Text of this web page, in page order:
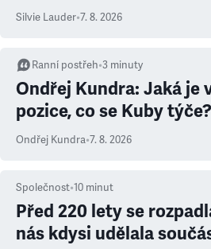
Silvie Lauder•7. 8. 2026
Ranní postřeh•3 minuty
Ondřej Kundra: Jaká je
pozice, co se Kuby týče?
Ondřej Kundra•7. 8. 2026
Společnost•10 minut
Před 220 lety se
nás kdysi udělala